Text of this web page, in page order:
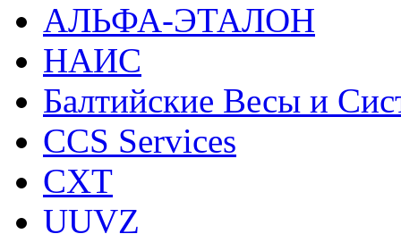
АЛЬФА-ЭТАЛОН
НАИС
Балтийские Весы и
CCS Services
CXT
UUVZ